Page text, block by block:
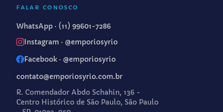
FALAR CONOSCO
WhatsApp · (11) 99601-7286
Instagram · @emporiosyrio
Facebook · @emporiosyrio
contato@emporiosyrio.com.br
R. Comendador Abdo Schahin, 136 -
Centro Histórico de São Paulo, São Paulo